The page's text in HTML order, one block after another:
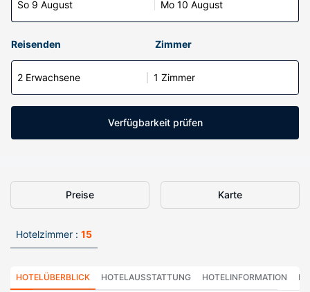
So 9 August Mo 10 August
Reisenden Zimmer
2 Erwachsene 1 Zimmer
Verfügbarkeit prüfen
Preise Karte
Hotelzimmer : 15
HOTELÜBERBLICK HOTELAUSSTATTUNG HOTELINFORMATION